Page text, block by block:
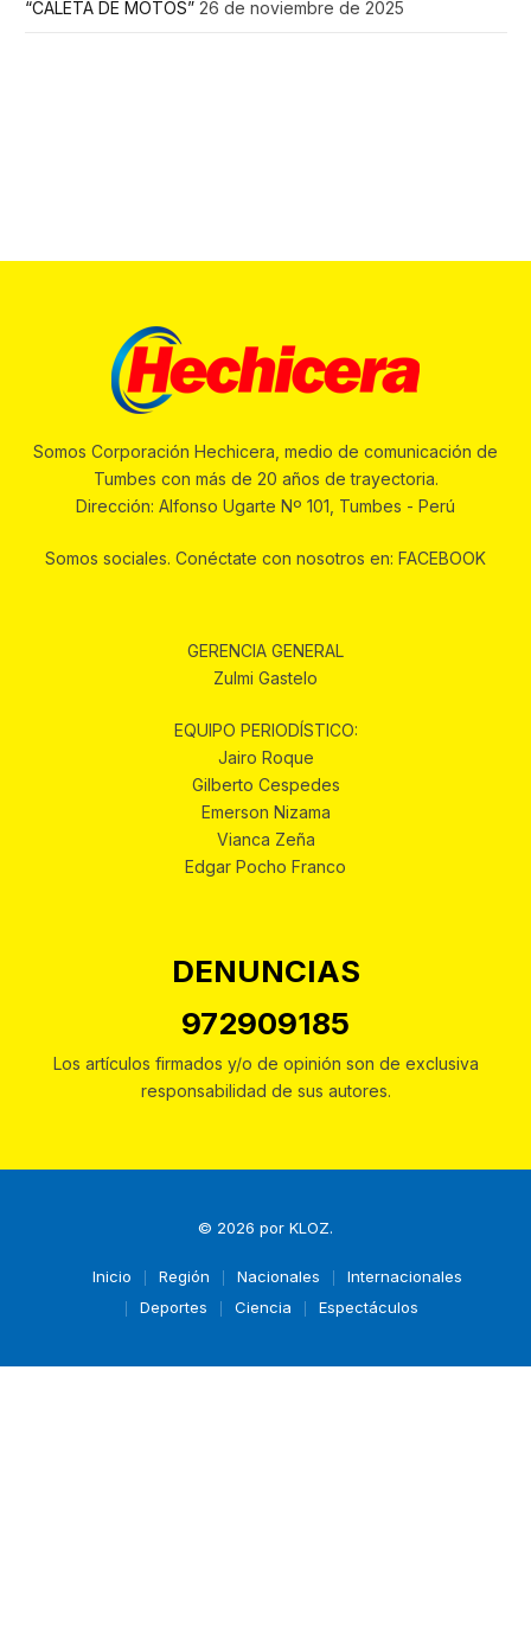
“CALETA DE MOTOS” 26 de noviembre de 2025
Somos Corporación Hechicera, medio de comunicación de
Tumbes con más de 20 años de trayectoria.
Dirección: Alfonso Ugarte Nº 101, Tumbes - Perú
Somos sociales. Conéctate con nosotros en: FACEBOOK
GERENCIA GENERAL
Zulmi Gastelo
EQUIPO PERIODÍSTICO:
Jairo Roque
Gilberto Cespedes
Emerson Nizama
Vianca Zeña
Edgar Pocho Franco
DENUNCIAS
972909185
Los artículos firmados y/o de opinión son de exclusiva
responsabilidad de sus autores.
© 2026 por KLOZ.
Inicio Región Nacionales
Internacionales
Deportes
Ciencia Espectáculos